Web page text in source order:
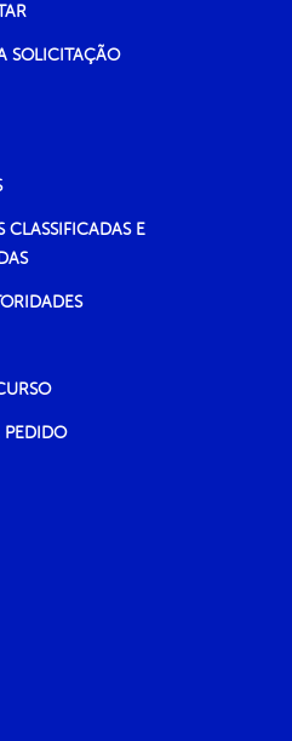
SOLICITAÇÃO
CLASSIFICADAS E
PEDIDO